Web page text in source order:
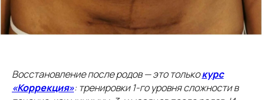
Восстановление после родов — это толькокурс
«Коррекция»: тренировки 1-го уровня сложности в